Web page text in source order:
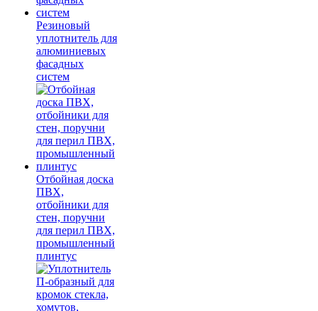
Резиновый
уплотнитель для
алюминиевых
фасадных
систем
Отбойная доска
ПВХ,
отбойники для
стен, поручни
для перил ПВХ,
промышленный
плинтус